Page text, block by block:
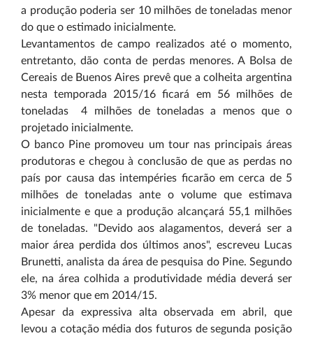
a produção poderia ser 10 milhões de toneladas menor
do que o estimado inicialmente.
Levantamentos de campo realizados até o momento,
entretanto, dão conta de perdas menores. A Bolsa de
Cereais de Buenos Aires prevê que a colheita argentina
nesta temporada 2015/16 ficará em 56 milhões de
toneladas ­ 4 milhões de toneladas a menos que o
projetado inicialmente.
O banco Pine promoveu um tour nas principais áreas
produtoras e chegou à conclusão de que as perdas no
país por causa das intempéries ficarão em cerca de 5
milhões de toneladas ante o volume que estimava
inicialmente e que a produção alcançará 55,1 milhões
de toneladas. "Devido aos alagamentos, deverá ser a
maior área perdida dos últimos anos", escreveu Lucas
Brunetti, analista da área de pesquisa do Pine. Segundo
ele, na área colhida a produtividade média deverá ser
3% menor que em 2014/15.
Apesar da expressiva alta observada em abril, que
levou a cotação média dos futuros de segunda posição